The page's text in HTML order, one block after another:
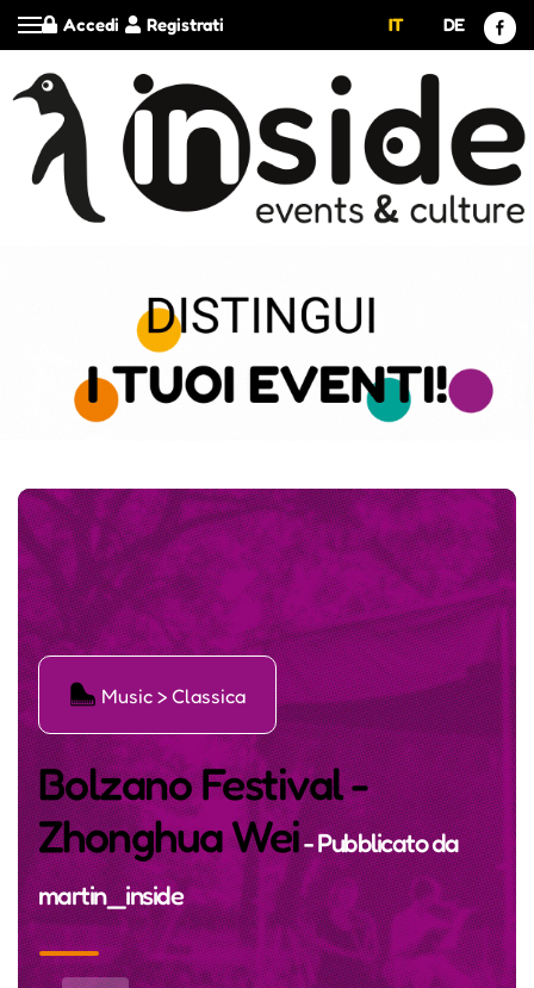
Registrati
Accedi IT DE
Ģ Music > Classica
Bolzano Festival -
Zhonghua Wei- Pubblicato da
martin_inside